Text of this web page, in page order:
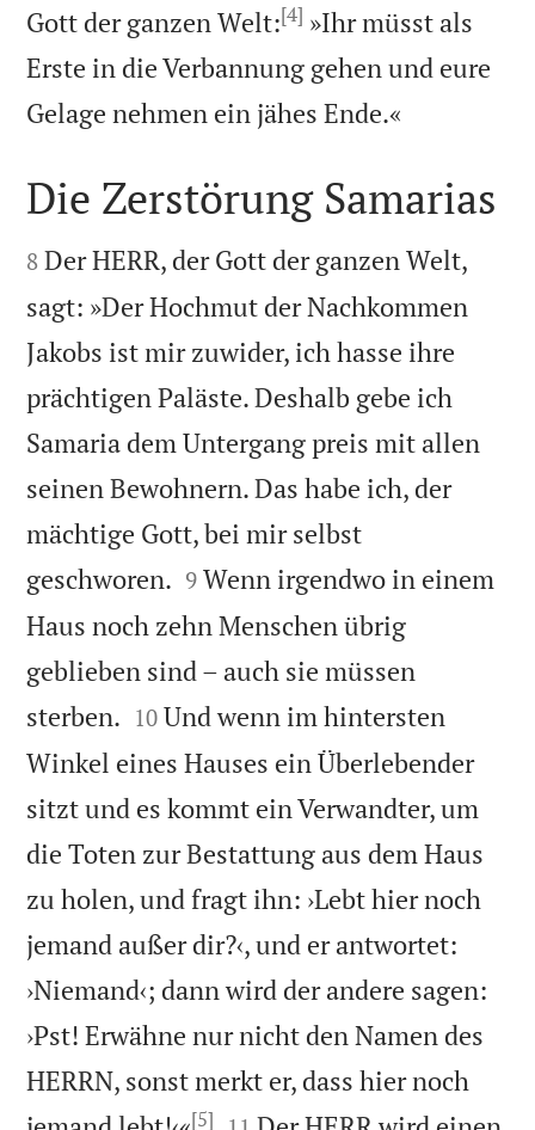
Gott der ganzen Welt:[4] »Ihr müsst als
Erste in die Verbannung gehen und eure
Gelage nehmen ein jähes Ende.«

Die Zerstörung Samarias

8 Der HERR, der Gott der ganzen Welt,
sagt: »Der Hochmut der Nachkommen
Jakobs ist mir zuwider, ich hasse ihre
prächtigen Paläste. Deshalb gebe ich
Samaria dem Untergang preis mit allen
seinen Bewohnern. Das habe ich, der
mächtige Gott, bei mir selbst
geschworen. 

9 Wenn irgendwo in einem
Haus noch zehn Menschen übrig
geblieben sind – auch sie müssen
sterben. 

10 Und wenn im hintersten
Winkel eines Hauses ein Überlebender
sitzt und es kommt ein Verwandter, um
die Toten zur Bestattung aus dem Haus
zu holen, und fragt ihn: ›Lebt hier noch
jemand außer dir?‹, und er antwortet:
›Niemand‹; dann wird der andere sagen:
›Pst! Erwähne nur nicht den Namen des
HERRN, sonst merkt er, dass hier noch
[5]